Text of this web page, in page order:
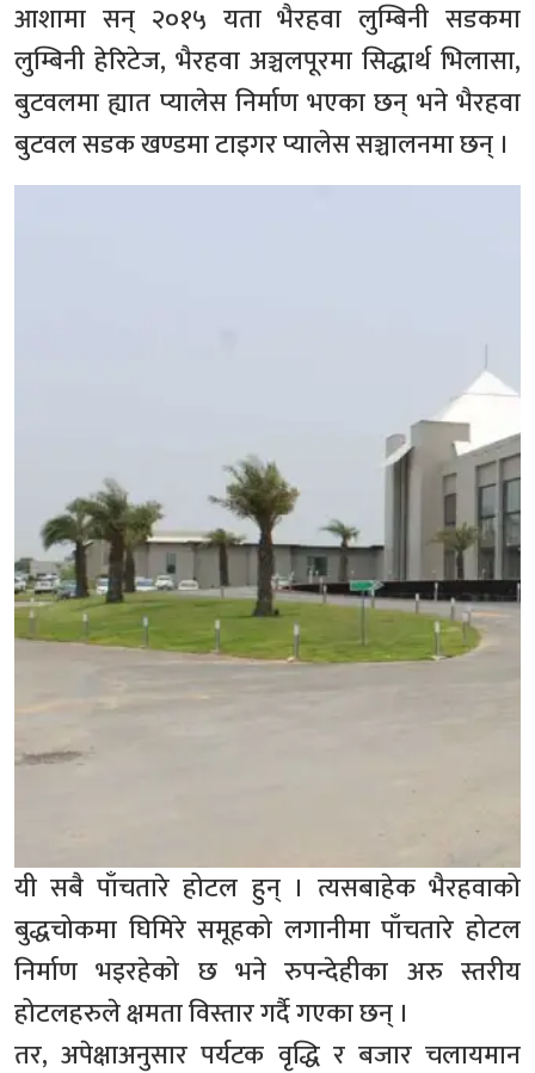
आशामा सन् २०१५ यता भैरहवा लुम्बिनी सडकमा
लुम्बिनी हेरिटेज, भैरहवा अञ्चलपूरमा सिद्धार्थ भिलासा,
बुटवलमा ह्यात प्यालेस निर्माण भएका छन् भने भैरहवा
बुटवल सडक खण्डमा टाइगर प्यालेस सञ्चालनमा छन् ।
यी सबै पाँचतारे होटल हुन् । त्यसबाहेक भैरहवाको
बुद्धचोकमा घिमिरे समूहको लगानीमा पाँचतारे होटल
निर्माण भइरहेको छ भने रुपन्देहीका अरु स्तरीय
होटलहरुले क्षमता विस्तार गर्दै गएका छन् ।
तर, अपेक्षाअनुसार पर्यटक वृद्धि र बजार चलायमान